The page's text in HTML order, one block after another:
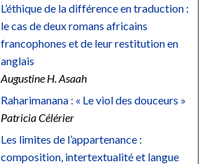
L’éthique de la différence en traduction :
le cas de deux romans africains
francophones et de leur restitution en
anglais
Augustine H. Asaah
Raharimanana : « Le viol des douceurs »
Patricia Célérier
Les limites de l’appartenance :
composition, intertextualité et langue